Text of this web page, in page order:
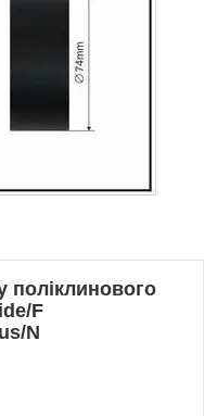
поліклинового
F
N